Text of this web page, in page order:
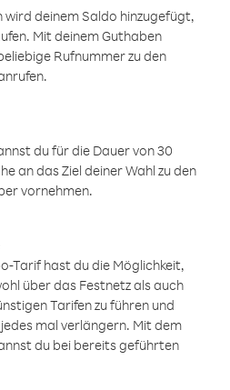
wird deinem Saldo hinzugefügt,
Mit deinem Guthaben
Rufnummer zu den
du für die Dauer von 30
an das Ziel deiner Wahl zu den
vornehmen.
Tarif hast du die Möglichkeit,
über das Festnetz als auch
Tarifen zu führen und
mal verlängern. Mit dem
du bei bereits geführten